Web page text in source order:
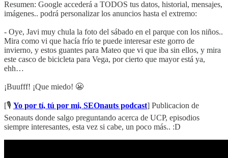
Resumen: Google accederá a TODOS tus datos, historial, mensajes,
imágenes.. podrá personalizar los anuncios hasta el extremo:
- Oye, Javi muy chula la foto del sábado en el parque con los niños..
Mira como vi que hacía frío te puede interesar este gorro de
invierno, y estos guantes para Mateo que vi que iba sin ellos, y mira
este casco de bicicleta para Vega, por cierto que mayor está ya,
ehh…
¡Buufff! ¡Que miedo! 😬
[🎙️ Yo por tí, tú por mi, SEOnauts podcast] Publicacion de
Seonauts donde salgo preguntando acerca de UCP, episodios
siempre interesantes, esta vez si cabe, un poco más.. :D